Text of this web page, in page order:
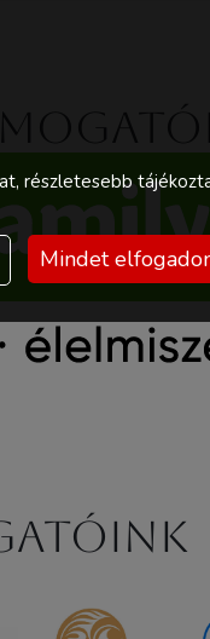
részletesebb
Mindet